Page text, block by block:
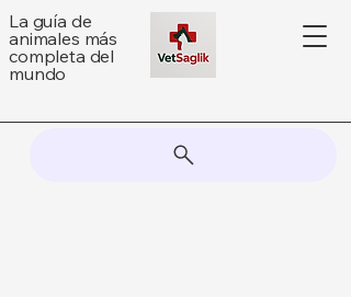
La guía de
animales más
completa del
mundo